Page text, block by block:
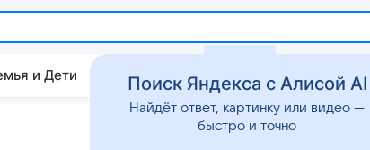
и Дети Дом Гороскопы Стиль жизни
Поиск Яндекса с Алисой AI
Найдёт ответ, картинку или видео —
быстро и точно